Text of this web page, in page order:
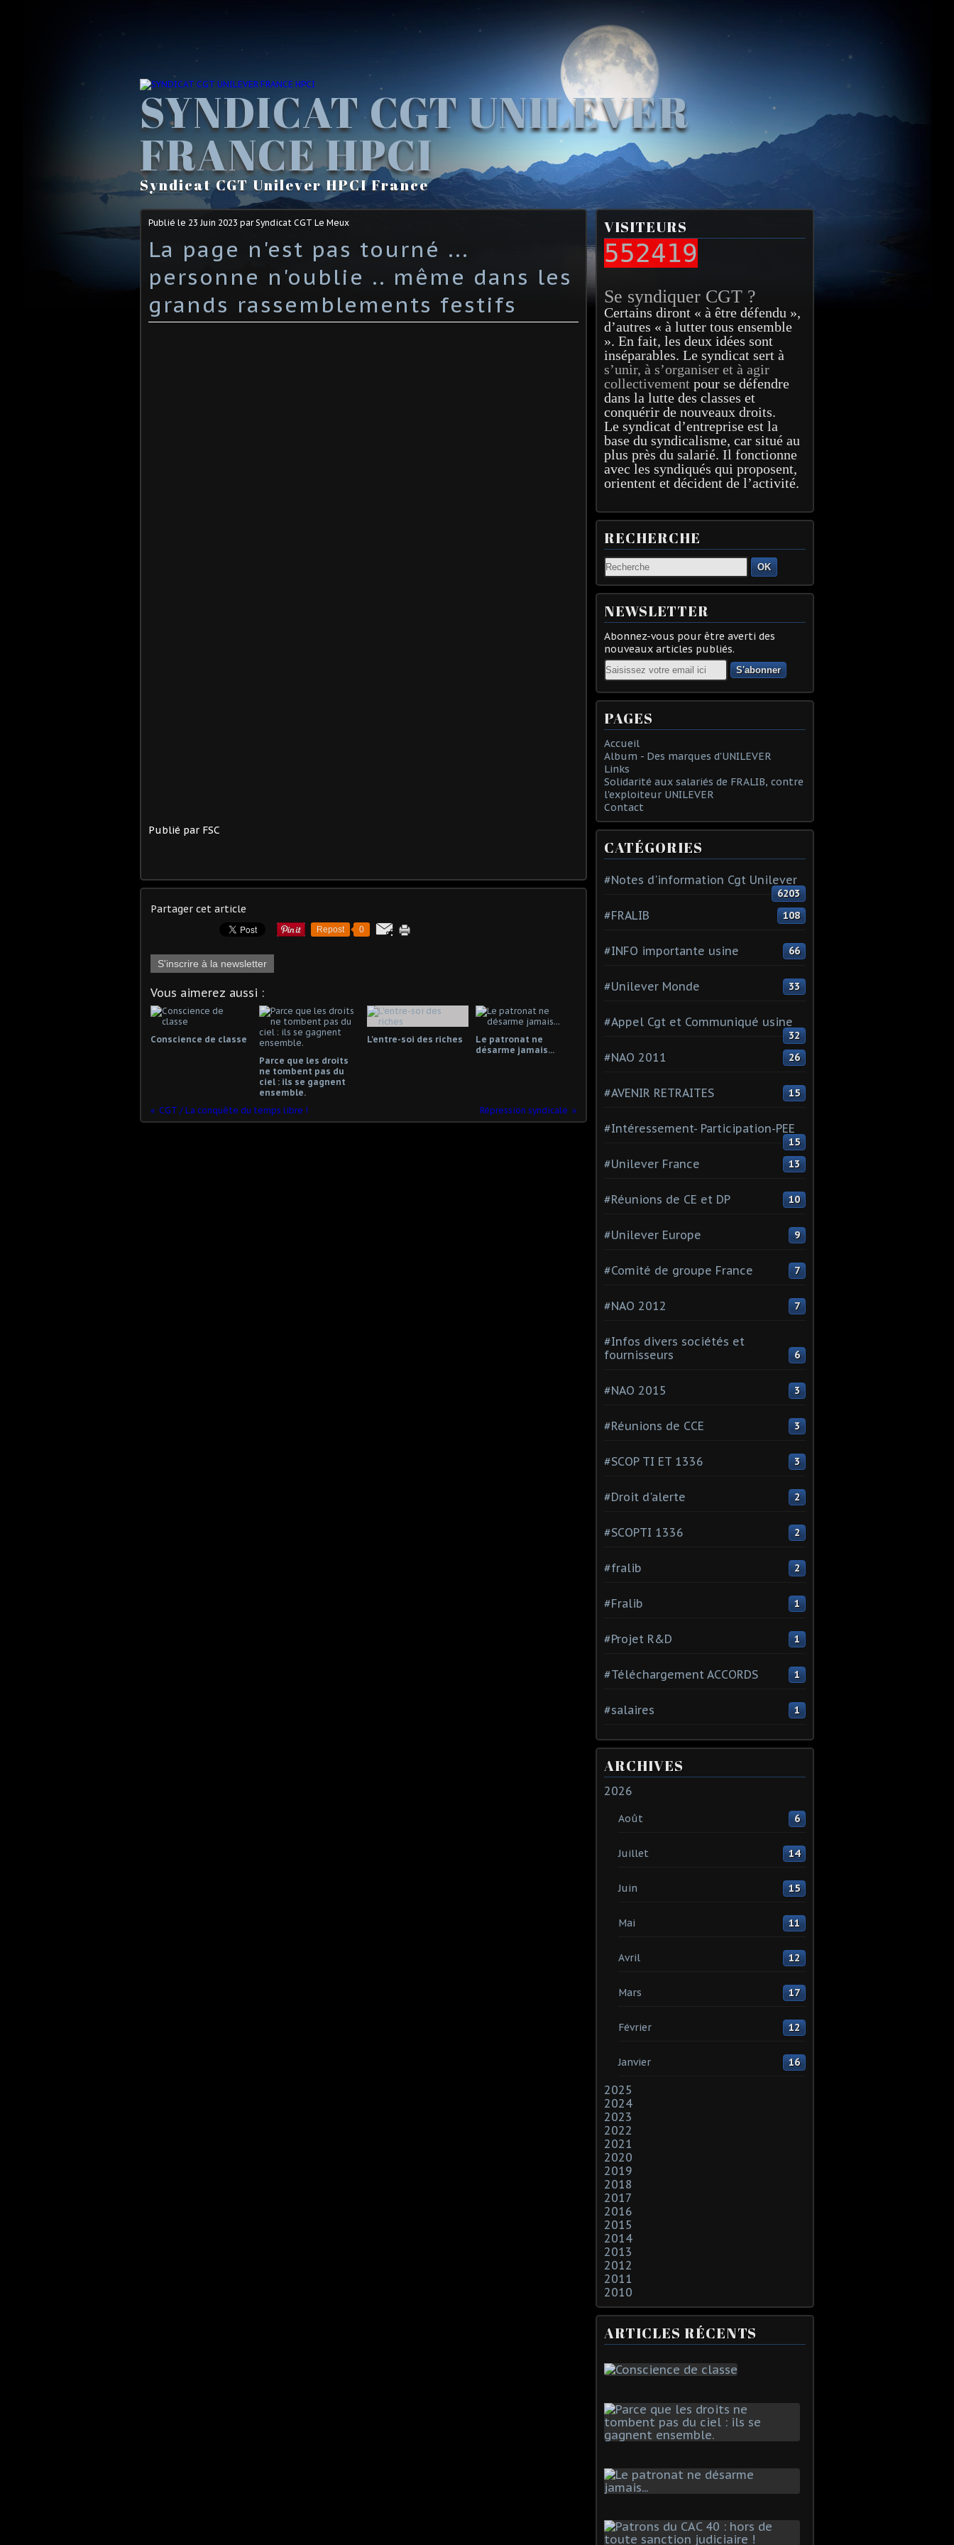
SYNDICAT CGT UNILEVER
FRANCE HPCI
Syndicat CGT Unilever HPCI France
Publié le 23 Juin 2023 par Syndicat CGT Le Meux
La page n'est pas tourné ...
personne n'oublie .. même dans les
grands rassemblements festifs
Publié par FSC
Partager cet article
Repost 0
S'inscrire à la newsletter
Vous aimerez aussi :
Conscience de classe
Parce que les droits
ne tombent pas du
ciel : ils se gagnent
ensemble.
L'entre-soi des riches
Le patronat ne
désarme jamais...
CGT / La conquête du temps libre ! Répression syndicale
VISITEURS
552419
Se syndiquer CGT ?
Certains diront « à être défendu »,
d’autres « à lutter tous ensemble
». En fait, les deux idées sont
inséparables. Le syndicat sert à
s’unir, à s’organiser et à agir
collectivement pour se défendre
dans la lutte des classes et
conquérir de nouveaux droits.
Le syndicat d’entreprise est la
base du syndicalisme, car situé au
plus près du salarié. Il fonctionne
avec les syndiqués qui proposent,
orientent et décident de l’activité.
RECHERCHE
OK
NEWSLETTER
Abonnez-vous pour être averti des
nouveaux articles publiés.
Email
PAGES
Accueil
Album - Des marques d'UNILEVER
Links
Solidarité aux salariés de FRALIB, contre
l'exploiteur UNILEVER
Contact
CATÉGORIES
#Notes d'information Cgt Unilever
6203
#FRALIB 108
#INFO importante usine 66
#Unilever Monde 33
#Appel Cgt et Communiqué usine
32
#NAO 2011 26
#AVENIR RETRAITES 15
#Intéressement- Participation-PEE
15
#Unilever France 13
#Réunions de CE et DP 10
#Unilever Europe 9
#Comité de groupe France 7
#NAO 2012 7
#Infos divers sociétés et
fournisseurs
6
#NAO 2015 3
#Réunions de CCE 3
#SCOP TI ET 1336 3
#Droit d'alerte 2
#SCOPTI 1336 2
#fralib 2
#Fralib 1
#Projet R&D 1
#Téléchargement ACCORDS 1
#salaires 1
ARCHIVES
2026
Août 6
Juillet 14
Juin 15
Mai 11
Avril 12
Mars 17
Février 12
Janvier 16
2025
2024
2023
2022
2021
2020
2019
2018
2017
2016
2015
2014
2013
2012
2011
2010
ARTICLES RÉCENTS